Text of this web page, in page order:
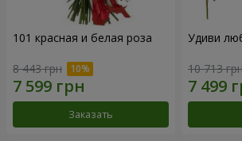
101 красная и белая роза
8 443 грн
Заказать
Удиви
10 713